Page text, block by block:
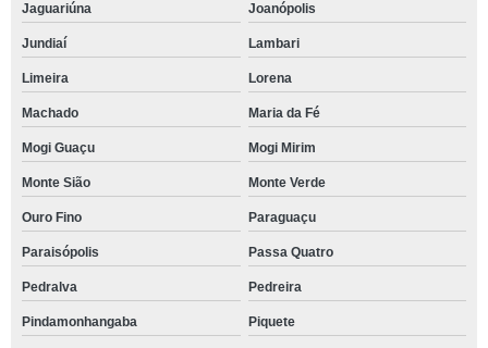
Jaguariúna Joanópolis
Jundiaí Lambari
Limeira Lorena
Machado Maria da Fé
Mogi Guaçu Mogi Mirim
Monte Sião Monte Verde
Ouro Fino Paraguaçu
Paraisópolis Passa Quatro
Pedralva Pedreira
Pindamonhangaba Piquete